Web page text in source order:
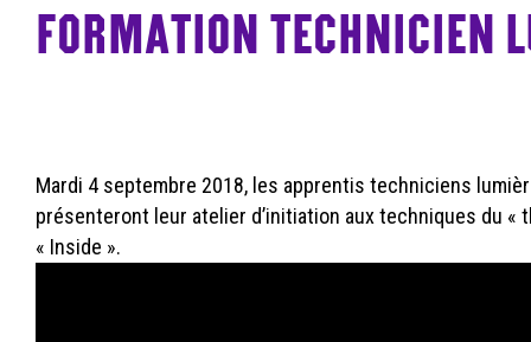
FORMATION TECHNICIEN
Mardi 4 septembre 2018, les apprentis techniciens
présenteront leur atelier d’initiation aux techniques du «
« Inside ».